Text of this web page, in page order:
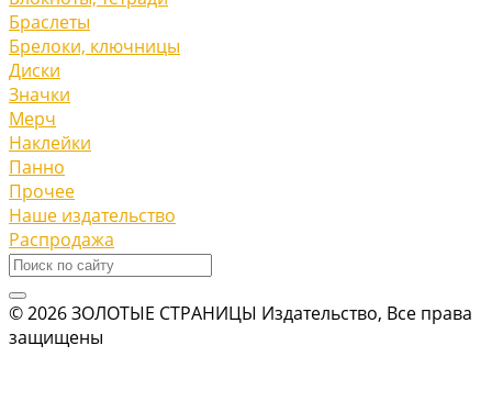
Браслеты
Брелоки, ключницы
Диски
Значки
Мерч
Наклейки
Панно
Прочее
Наше издательство
Распродажа
© 2026 ЗОЛОТЫЕ СТРАНИЦЫ Издательство, Все права
защищены